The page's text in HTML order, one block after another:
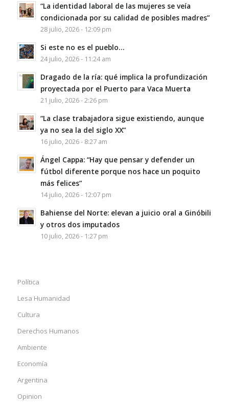
“La identidad laboral de las mujeres se veía
condicionada por su calidad de posibles madres”
28 julio, 2026 - 12:09 pm
Si este no es el pueblo…
24 julio, 2026 - 11:24 am
Dragado de la ría: qué implica la profundización
proyectada por el Puerto para Vaca Muerta
21 julio, 2026 - 2:26 pm
“La clase trabajadora sigue existiendo, aunque
ya no sea la del siglo XX”
16 julio, 2026 - 8:27 am
Ángel Cappa: “Hay que pensar y defender un
fútbol diferente porque nos hace un poquito
más felices”
14 julio, 2026 - 12:07 pm
Bahiense del Norte: elevan a juicio oral a Ginóbili
y otros dos imputados
10 julio, 2026 - 1:27 pm
Política
Lesa Humanidad
Cultura
Derechos Humanos
Ambiente
Economía
Argentina
Opinion